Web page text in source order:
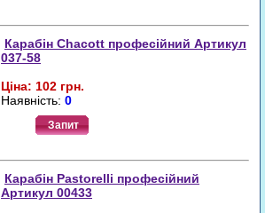
Карабін Chacott професійний Артикул
037-58
Ціна: 102 грн.
Наявність: 0
Запит
Карабін Pastorelli професійний
Артикул 00433